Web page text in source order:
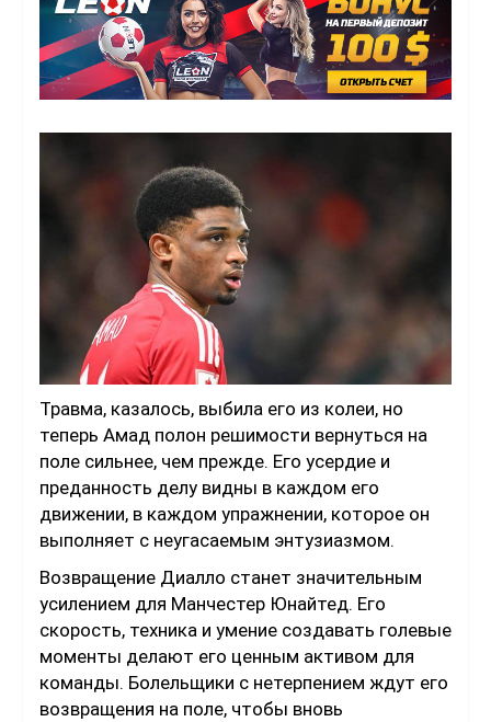
Травма, казалось, выбила его из колеи, но
теперь Амад полон решимости вернуться на
поле сильнее, чем прежде. Его усердие и
преданность делу видны в каждом его
движении, в каждом упражнении, которое он
выполняет с неугасаемым энтузиазмом.
Возвращение Диалло станет значительным
усилением для Манчестер Юнайтед. Его
скорость, техника и умение создавать голевые
моменты делают его ценным активом для
команды. Болельщики с нетерпением ждут его
возвращения на поле, чтобы вновь